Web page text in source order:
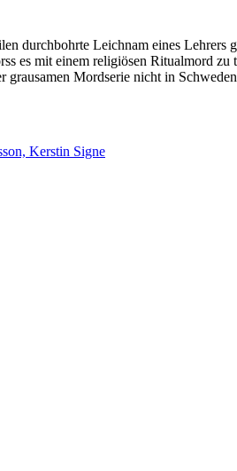
durchbohrte Leichnam eines
es mit einem religiösen Ritualmord
Mordserie nicht in
Kerstin Signe